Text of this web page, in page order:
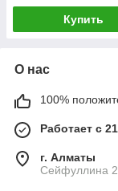
Купить
О нас
100%
Работает с
г. Алматы
Сейфуллина